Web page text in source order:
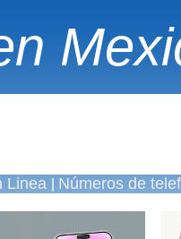
Linea Números de